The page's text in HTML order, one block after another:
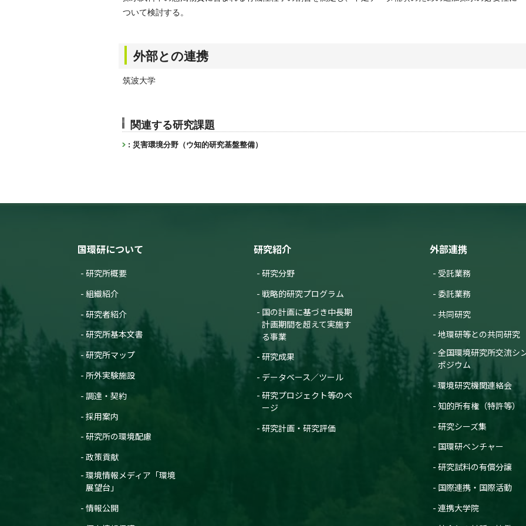
ついて検討する。
外部との連携
筑波大学
関連する研究課題
: 災害環境分野（ウ知的研究基盤整備）
国環研について
研究所概要
組織紹介
研究者紹介
研究所基本文書
研究所マップ
所外実験施設
調達・契約
採用案内
研究所の環境配慮
政策貢献
環境情報メディア「環境
展望台」
情報公開
研究紹介
研究分野
戦略的研究プログラム
国の計画に基づき中長期
計画期間を超えて実施す
る事業
研究成果
データベース／ツール
研究プロジェクト等のペ
ージ
研究計画・研究評価
外部連携
受託業務
委託業務
共同研究
地環研等との共同研究
全国環境研究所交流シ
ポジウム
環境研究機関連絡会
知的所有権（特許等）
研究シーズ集
国環研ベンチャー
研究試料の有償分譲
国際連携・国際活動
連携大学院